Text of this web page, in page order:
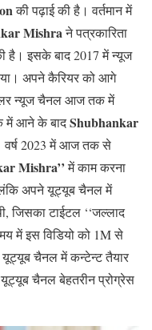
की पढ़ाई की है। वर्तमान में
Mishraने पत्रकारिता
है। इसके बाद 2017 में न्यूज
अपने कैरियर को आगे
न्यूज चैनल आज तक में
में आने के बादShubhankar
वर्ष 2023 में आज तक से
Mishra’’में काम करना
अपने यूट्यूब चैनल में
जिसका टाईटल ‘‘जल्लाद
में इस विडियो को 1M से
यूट्यूब चैनल में कन्टेन्ट तैयार
चैनल बेहतरीन प्रोग्रेस